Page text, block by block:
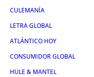
CULEMANÍA
LETRA GLOBAL
ATLÁNTICO HOY
CONSUMIDOR GLOBAL
HULE & MANTEL